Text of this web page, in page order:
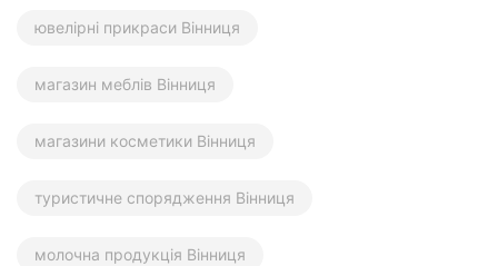
ювелірні прикраси Вінниця
магазин меблів Вінниця
магазини косметики Вінниця
туристичне спорядження Вінниця
молочна продукція Вінниця